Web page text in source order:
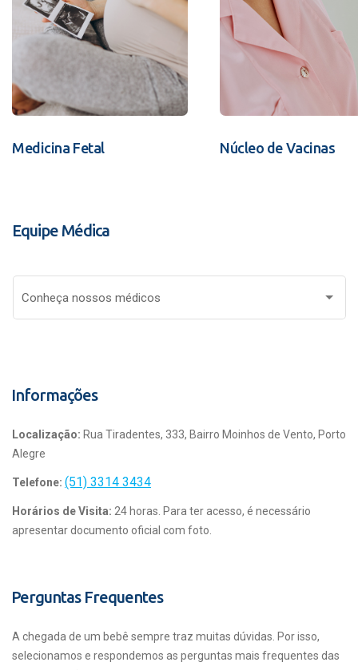
Medicina Fetal Núcleo de Vacinas
Equipe Médica
Conheça nossos médicos
Informações
Localização: Rua Tiradentes, 333, Bairro Moinhos de Vento, Porto
Alegre
Telefone: (51) 3314 3434
Horários de Visita: 24 horas. Para ter acesso, é necessário
apresentar documento oficial com foto.
Perguntas Frequentes
A chegada de um bebê sempre traz muitas dúvidas. Por isso,
selecionamos e respondemos as perguntas mais frequentes das